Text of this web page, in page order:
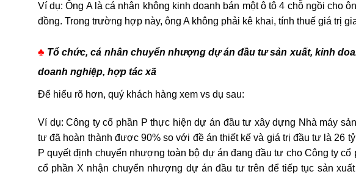
Ví dụ: Ông A là cá nhân không kinh doanh bán một ô tô 4 chỗ ngồi cho
đồng. Trong trường hợp này, ông A không phải kê khai, tính thuế giá trị
♣ Tổ chức, cá nhân chuyển nhượng dự án đầu tư sản xuất, kinh
doanh nghiệp, hợp tác xã
Để hiểu rõ hơn, quý khách hàng xem vs dụ sau:
Ví dụ: Công ty cổ phần P thực hiện dự án đầu tư xây dựng Nhà máy
tư đã hoàn thành được 90% so với đề án thiết kế và giá trị đầu tư là 26
P quyết định chuyển nhượng toàn bộ dự án đang đầu tư cho Công ty
cổ phần X nhận chuyển nhượng dự án đầu tư trên để tiếp tục sản